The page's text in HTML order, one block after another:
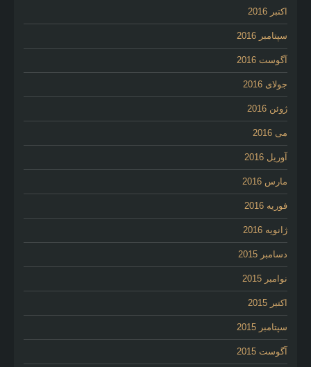
اکتبر 2016
سپتامبر 2016
آگوست 2016
جولای 2016
ژوئن 2016
می 2016
آوریل 2016
مارس 2016
فوریه 2016
ژانویه 2016
دسامبر 2015
نوامبر 2015
اکتبر 2015
سپتامبر 2015
آگوست 2015